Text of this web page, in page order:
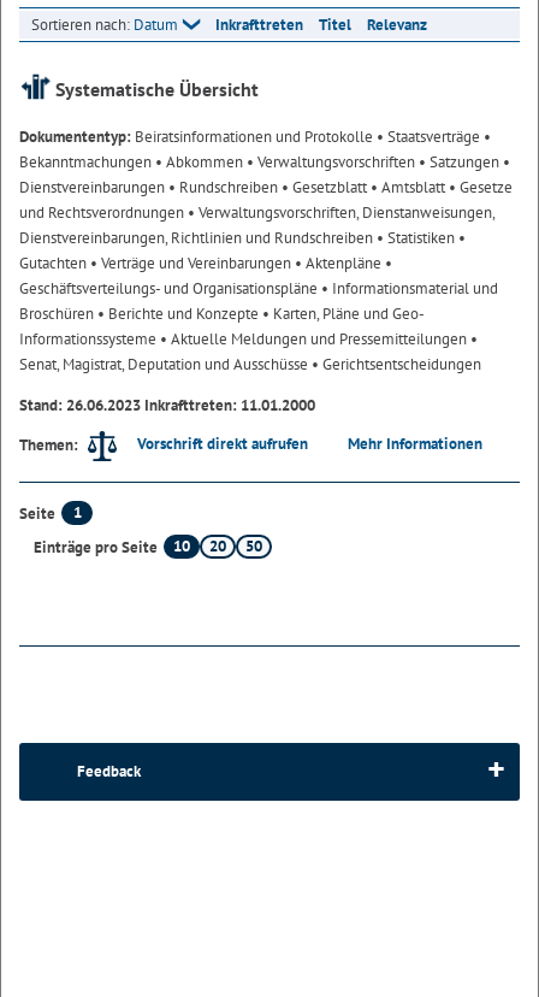
Sortieren nach: Datum Inkrafttreten Titel Relevanz
Systematische Übersicht
Dokumententyp: Beiratsinformationen und Protokolle • Staatsverträge •
Bekanntmachungen • Abkommen • Verwaltungsvorschriften • Satzungen •
Dienstvereinbarungen • Rundschreiben • Gesetzblatt• Amtsblatt• Gesetze
und Rechtsverordnungen • Verwaltungsvorschriften, Dienstanweisungen,
Dienstvereinbarungen, Richtlinien und Rundschreiben • Statistiken •
Gutachten • Verträge und Vereinbarungen • Aktenpläne •
Geschäftsverteilungs- und Organisationspläne • Informationsmaterial und
Broschüren • Berichte und Konzepte • Karten, Pläne und Geo-
Informationssysteme • Aktuelle Meldungen und Pressemitteilungen •
Senat, Magistrat, Deputation und Ausschüsse • Gerichtsentscheidungen
Stand: 26.06.2023 Inkrafttreten: 11.01.2000
Themen:
Vorschrift direkt aufrufen Mehr Informationen
Seite
1
Einträge pro Seite
10 20 50
Feedback